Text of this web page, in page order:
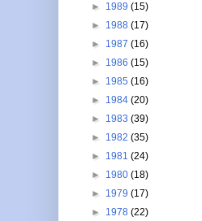
► 1989 (15)
► 1988 (17)
► 1987 (16)
► 1986 (15)
► 1985 (16)
► 1984 (20)
► 1983 (39)
► 1982 (35)
► 1981 (24)
► 1980 (18)
► 1979 (17)
► 1978 (22)